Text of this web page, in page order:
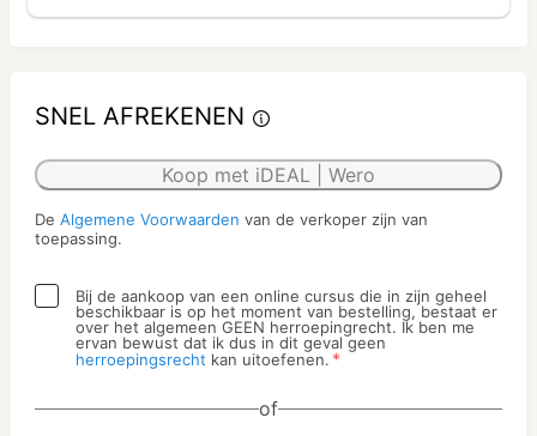
SNEL AFREKENEN
Koop met iDEAL | Wero
De Algemene Voorwaarden van de verkoper zijn van
toepassing.
Bij de aankoop van een online cursus die in zijn geheel
beschikbaar is op het moment van bestelling, bestaat er
over het algemeen GEEN herroepingrecht. Ik ben me
ervan bewust dat ik dus in dit geval geen
herroepingsrecht kan uitoefenen. *
of